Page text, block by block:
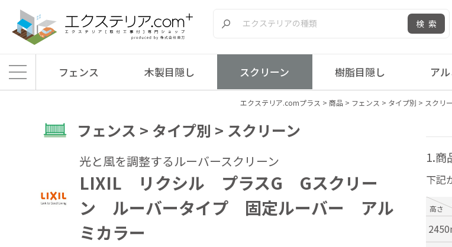
検索
フェンス 木製目隠し スクリーン 樹脂目隠し ア
エクステリア.comプラス > 商品> フェンス > タイプ別 > スクリ
フェンス > タイプ別 > スクリーン
光と風を調整するルーバースクリーン
LIXIL リクシル プラスG Gスクリー
ン ルーバータイプ 固定ルーバー アル
ミカラー
1.商
下記
高さ